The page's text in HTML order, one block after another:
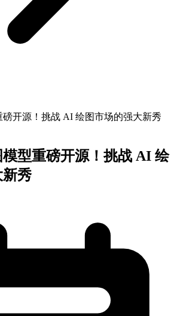
开源！挑战 AI 绘图市场的强大新秀
型重磅开源！挑战 AI 绘
新秀